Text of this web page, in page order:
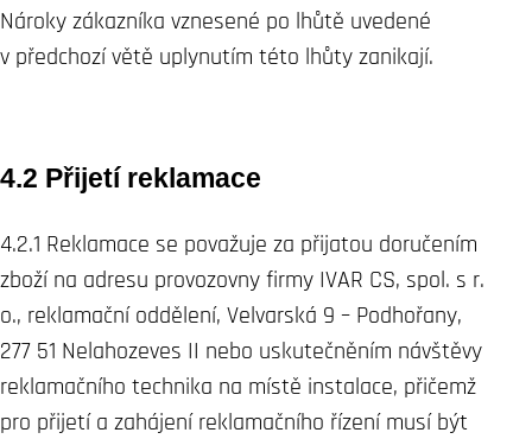
Nároky zákazníka vznesené po lhůtě uvedené
v předchozí větě uplynutím této lhůty zanikají.
4.2 Přijetí reklamace
4.2.1 Reklamace se považuje za přijatou doručením
zboží na adresu provozovny firmy IVAR CS, spol. s r.
o., reklamační oddělení, Velvarská 9 – Podhořany,
277 51 Nelahozeves II nebo uskutečněním návštěvy
reklamačního technika na místě instalace, přičemž
pro přijetí a zahájení reklamačního řízení musí být